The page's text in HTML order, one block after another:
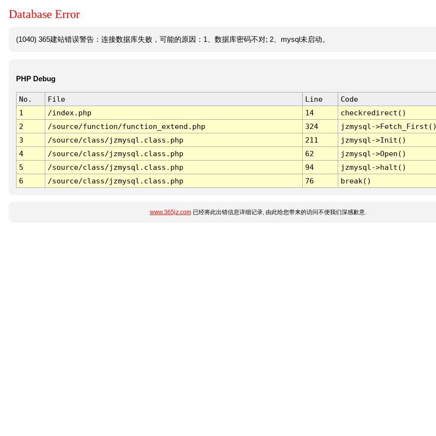
Database Error
(1040) 365建站错误警告：连接数据库失败，可能的原因：1、数据库密码不对; 2、mysql未启动。
PHP Debug
No. File Line
Code
1
/index.php 14
checkredirect()
2
/source/function/function_extend.php 324
jzmysql-
3
/source/class/jzmysql.class.php 211
jzmysql->Init()
4
/source/class/jzmysql.class.php 62
jzmysql->Open()
5
/source/class/jzmysql.class.php 94
jzmysql->halt()
6
/source/class/jzmysql.class.php 76 break()
www.365jz.com已经将此出错信息详细记录, 由此给您带来的访问不便我们深感歉意.